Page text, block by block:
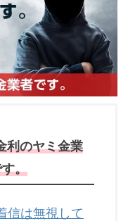
のヤミ金業
。
は無視して